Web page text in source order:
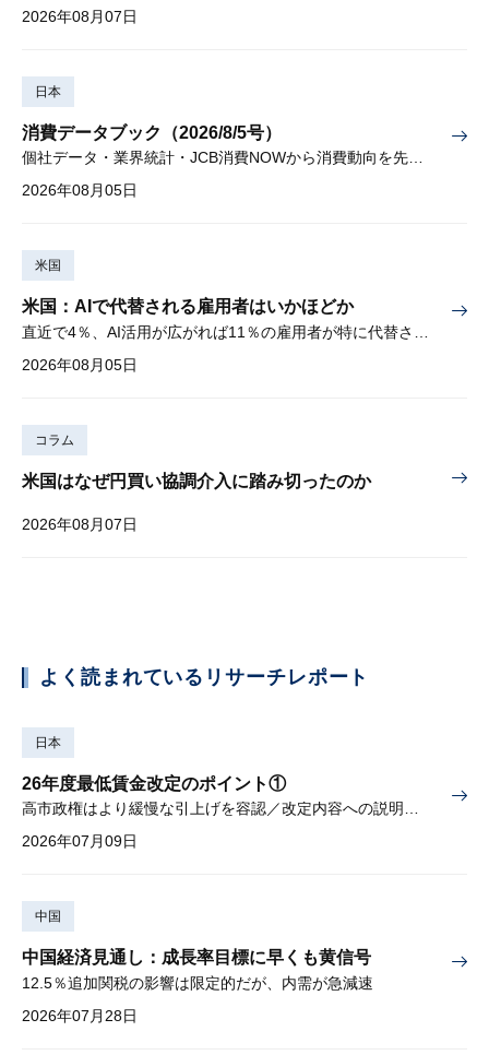
2026年08月07日
日本
消費データブック（2026/8/5号）
個社データ・業界統計・JCB消費NOWから消費動向を先取り
2026年08月05日
米国
米国：AIで代替される雇用者はいかほどか
2026年08月05日
コラム
米国はなぜ円買い協調介入に踏み切ったのか
2026年08月07日
よく読まれているリサーチレポート
日本
26年度最低賃金改定のポイント①
高市政権はより緩慢な引上げを容認／改定内容への説明責任が焦点
2026年07月09日
中国
中国経済見通し：成長率目標に早くも黄信号
12.5％追加関税の影響は限定的だが、内需が急減速
2026年07月28日